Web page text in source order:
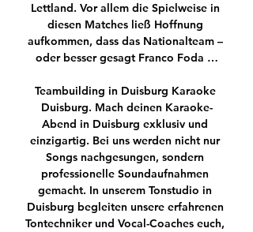
Lettland. Vor allem die Spielweise in
diesen Matches ließ Hoffnung
aufkommen, dass das Nationalteam –
oder besser gesagt Franco Foda …
Teambuilding in Duisburg Karaoke
Duisburg. Mach deinen Karaoke-
Abend in Duisburg exklusiv und
einzigartig. Bei uns werden nicht nur
Songs nachgesungen, sondern
professionelle Soundaufnahmen
gemacht. In unserem Tonstudio in
Duisburg begleiten unsere erfahrenen
Tontechniker und Vocal-Coaches euch,